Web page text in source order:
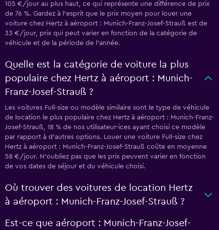
105 €/jour au plus haut, ce qui représente une différence de prix
de 76 %. Gardez à l’esprit que le prix moyen pour louer une
voiture chez Hertz à aéroport : Munich-Franz-Josef-Strauß est de
33 €/jour, prix qui peut varier en fonction de la catégorie de
véhicule et de la période de l’année.
Quelle est la catégorie de voiture la plus
populaire chez Hertz à aéroport : Munich-
Franz-Josef-Strauß ?
Les voitures Full-size ou modèle similaire sont le type de véhicule
de location le plus populaire chez Hertz à aéroport : Munich-Franz-
Josef-Strauß, 18 % de nos utilisateur·ices ayant choisi ce modèle
par rapport à d’autres options. Louer une voiture Full-size chez
Hertz à aéroport : Munich-Franz-Josef-Strauß coûte en moyenne
58 €/jour. N'oubliez pas que les prix peuvent varier en fonction
de vos dates de séjour et du véhicule choisi.
Où trouver des voitures de location Hertz
à aéroport : Munich-Franz-Josef-Strauß ?
Est-ce que aéroport : Munich-Franz-Josef-